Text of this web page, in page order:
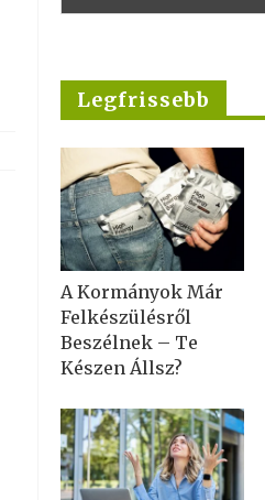
Legfrissebb
A Kormányok Már
Felkészülésről
Beszélnek – Te
Készen Állsz?